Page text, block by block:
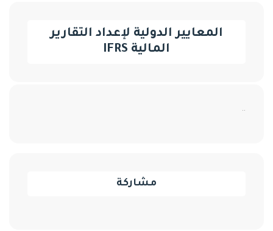
المعايير الدولية لإعداد التقارير
المالية IFRS
..
مشاركة